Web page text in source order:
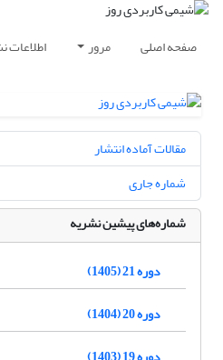
صفحه اصلی مرور اطلاعات
مقالات آماده انتشار
شماره جاری
شماره‌های پیشین نشریه
دوره 21 (1405)
دوره 20 (1404)